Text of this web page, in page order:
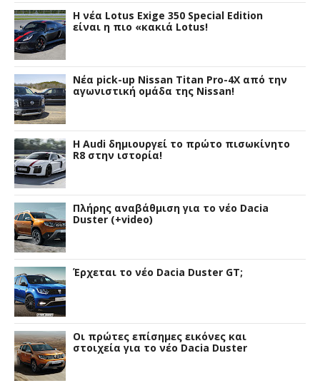
H νέα Lotus Exige 350 Special Edition
είναι η πιο «κακιά Lotus!
Νέα pick-up Nissan Titan Pro-4X από την
αγωνιστική ομάδα της Nissan!
Η Audi δημιουργεί το πρώτο πισωκίνητο
R8 στην ιστορία!
Πλήρης αναβάθμιση για το νέο Dacia
Duster (+video)
Έρχεται το νέο Dacia Duster GT;
Οι πρώτες επίσημες εικόνες και
στοιχεία για το νέο Dacia Duster